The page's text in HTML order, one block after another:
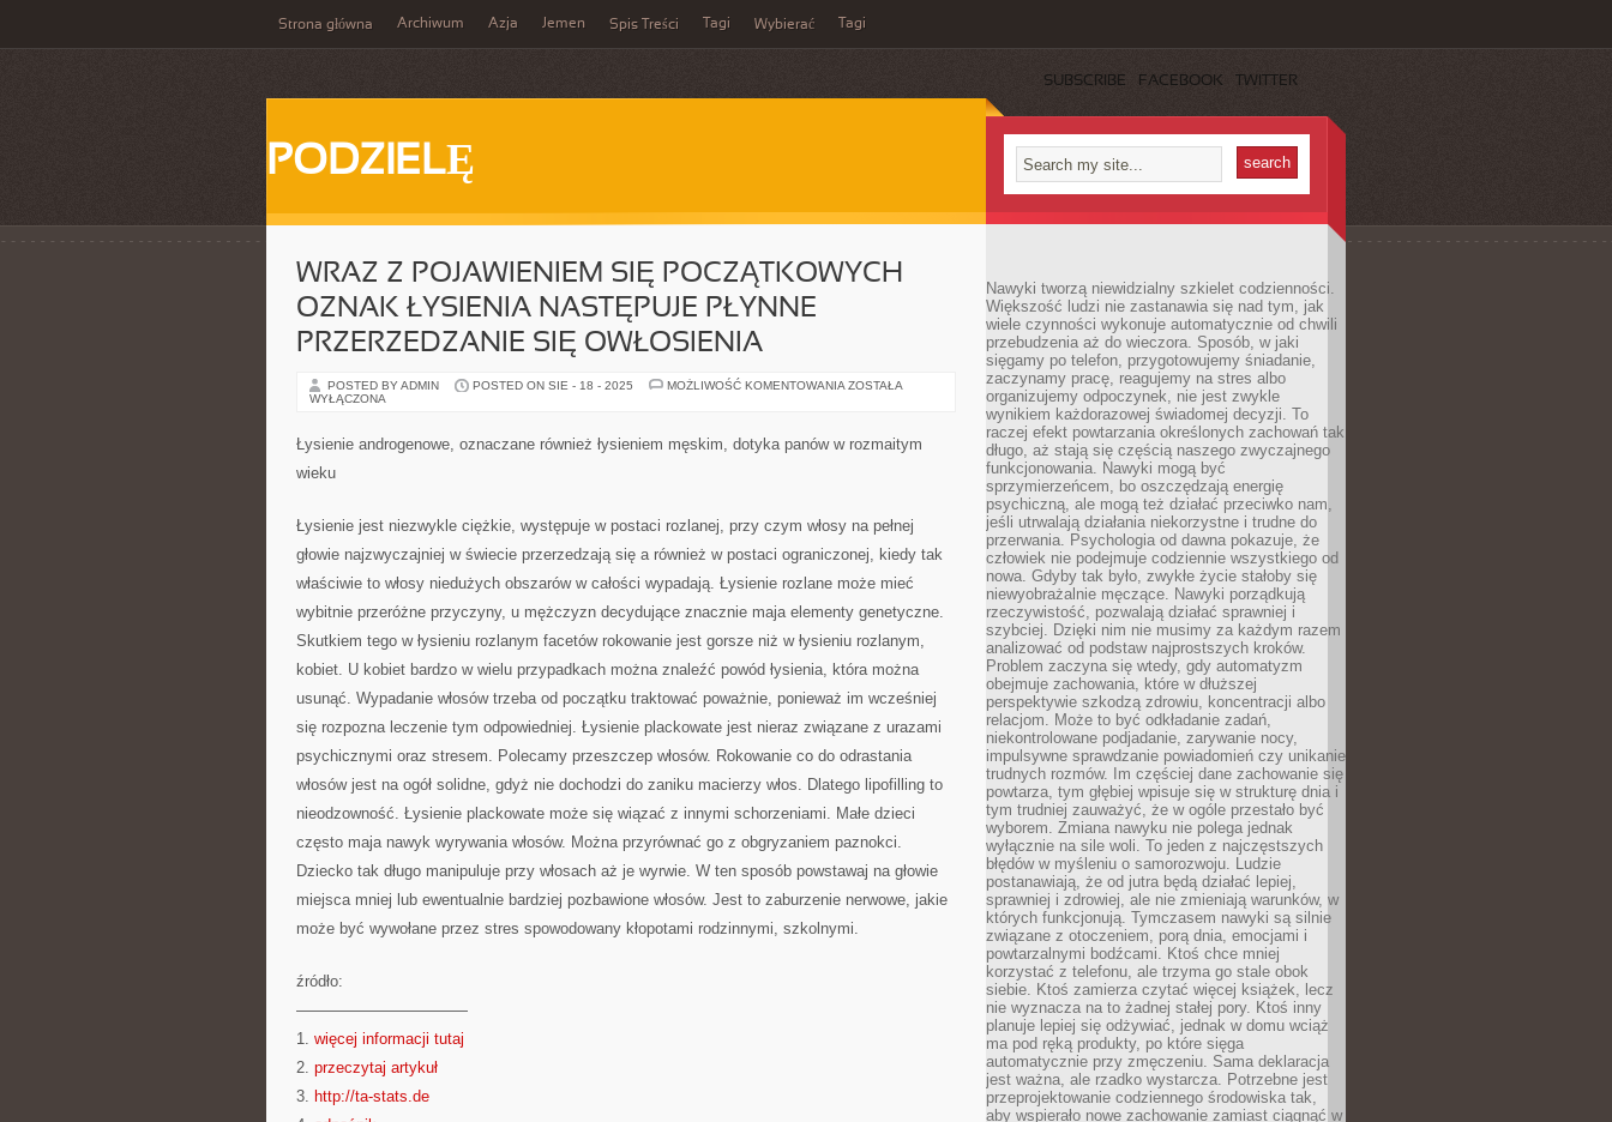
Strona główna Archiwum Azja Jemen Spis Treści Tagi Wybierać Tagi
SUBSCRIBE FACEBOOK TWITTER
PODZIELĘ
WRAZ Z POJAWIENIEM SIĘ POCZĄTKOWYCH
OZNAK ŁYSIENIA NASTĘPUJE PŁYNNE
PRZERZEDZANIE SIĘ OWŁOSIENIA
POSTED BY ADMIN POSTED ON SIE - 18 - 2025 MOŻLIWOŚĆ KOMENTOWANIA WRAZ
POCZĄTKOWYCH
OZNAK
OWŁOSIENIA
ZOSTAŁA
WYŁĄCZONA
Łysienie androgenowe, oznaczane również łysieniem męskim, dotyka panów w rozmaitym
wieku
Łysienie jest niezwykle ciężkie, występuje w postaci rozlanej, przy czym włosy na pełnej
głowie najzwyczajniej w świecie przerzedzają się a również w postaci ograniczonej, kiedy tak
właściwie to włosy niedużych obszarów w całości wypadają. Łysienie rozlane może mieć
wybitnie przeróżne przyczyny, u mężczyzn decydujące znacznie maja elementy genetyczne.
Skutkiem tego w łysieniu rozlanym facetów rokowanie jest gorsze niż w łysieniu rozlanym,
kobiet. U kobiet bardzo w wielu przypadkach można znaleźć powód łysienia, która można
usunąć. Wypadanie włosów trzeba od początku traktować poważnie, ponieważ im wcześniej
się rozpozna leczenie tym odpowiedniej. Łysienie plackowate jest nieraz związane z urazami
psychicznymi oraz stresem. Polecamy przeszczep włosów. Rokowanie co do odrastania
włosów jest na ogół solidne, gdyż nie dochodzi do zaniku macierzy włos. Dlatego lipofilling to
nieodzowność. Łysienie plackowate może się wiązać z innymi schorzeniami. Małe dzieci
często maja nawyk wyrywania włosów. Można przyrównać go z obgryzaniem paznokci.
Dziecko tak długo manipuluje przy włosach aż je wyrwie. W ten sposób powstawaj na głowie
miejsca mniej lub ewentualnie bardziej pozbawione włosów. Jest to zaburzenie nerwowe, jakie
może być wywołane przez stres spowodowany kłopotami rodzinnymi, szkolnymi.
źródło:
———————————
1. więcej informacji tutaj
2. przeczytaj artykuł
3. http://ta-stats.de
Nawyki tworzą niewidzialny szkielet codzienności.
Większość ludzi nie zastanawia się nad tym, jak
wiele czynności wykonuje automatycznie od chwili
przebudzenia aż do wieczora. Sposób, w jaki
sięgamy po telefon, przygotowujemy śniadanie,
zaczynamy pracę, reagujemy na stres albo
organizujemy odpoczynek, nie jest zwykle
wynikiem każdorazowej świadomej decyzji. To
raczej efekt powtarzania określonych zachowań tak
długo, aż stają się częścią naszego zwyczajnego
funkcjonowania. Nawyki mogą być
sprzymierzeńcem, bo oszczędzają energię
psychiczną, ale mogą też działać przeciwko nam,
jeśli utrwalają działania niekorzystne i trudne do
przerwania. Psychologia od dawna pokazuje, że
człowiek nie podejmuje codziennie wszystkiego od
nowa. Gdyby tak było, zwykłe życie stałoby się
niewyobrażalnie męczące. Nawyki porządkują
rzeczywistość, pozwalają działać sprawniej i
szybciej. Dzięki nim nie musimy za każdym razem
analizować od podstaw najprostszych kroków.
Problem zaczyna się wtedy, gdy automatyzm
obejmuje zachowania, które w dłuższej
perspektywie szkodzą zdrowiu, koncentracji albo
relacjom. Może to być odkładanie zadań,
niekontrolowane podjadanie, zarywanie nocy,
impulsywne sprawdzanie powiadomień czy unikanie
trudnych rozmów. Im częściej dane zachowanie się
powtarza, tym głębiej wpisuje się w strukturę dnia i
tym trudniej zauważyć, że w ogóle przestało być
wyborem. Zmiana nawyku nie polega jednak
wyłącznie na sile woli. To jeden z najczęstszych
błędów w myśleniu o samorozwoju. Ludzie
postanawiają, że od jutra będą działać lepiej,
sprawniej i zdrowiej, ale nie zmieniają warunków, w
których funkcjonują. Tymczasem nawyki są silnie
związane z otoczeniem, porą dnia, emocjami i
powtarzalnymi bodźcami. Ktoś chce mniej
korzystać z telefonu, ale trzyma go stale obok
siebie. Ktoś zamierza czytać więcej książek, lecz
nie wyznacza na to żadnej stałej pory. Ktoś inny
planuje lepiej się odżywiać, jednak w domu wciąż
ma pod ręką produkty, po które sięga
automatycznie przy zmęczeniu. Sama deklaracja
jest ważna, ale rzadko wystarcza. Potrzebne jest
przeprojektowanie codziennego środowiska tak,
aby wspierało nowe zachowanie zamiast ciągnąć w